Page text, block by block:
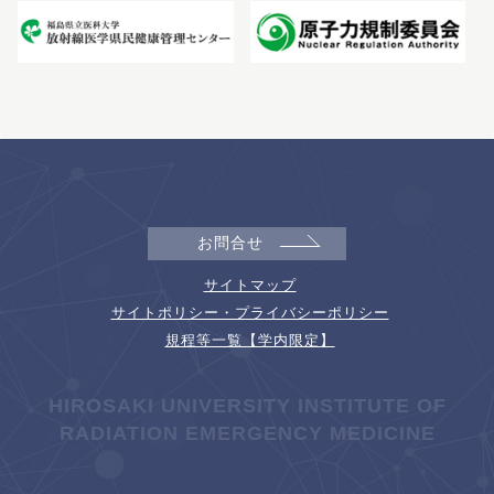
お問合せ
サイトマップ
サイトポリシー・プライバシーポリシー
規程等一覧【学内限定】
HIROSAKI UNIVERSITY INSTITUTE OF
RADIATION EMERGENCY MEDICINE